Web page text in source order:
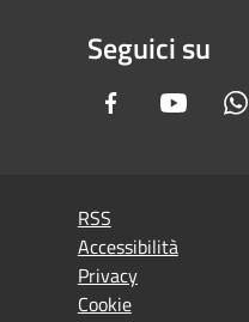
Seguici su
FacebookYoutube
RSS
Accessibilità
Privacy
Cookie